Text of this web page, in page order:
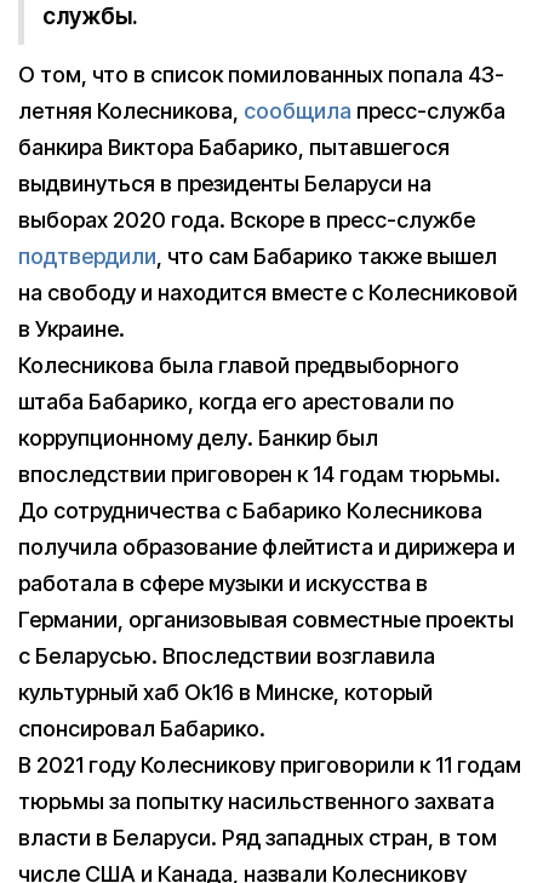
службы.
О том, что в список помилованных попала 43-
летняя Колесникова, сообщила пресс-служба
банкира Виктора Бабарико, пытавшегося
выдвинуться в президенты Беларуси на
выборах 2020 года. Вскоре в пресс-службе
подтвердили, что сам Бабарико также вышел
на свободу и находится вместе с Колесниковой
в Украине.
Колесникова была главой предвыборного
штаба Бабарико, когда его арестовали по
коррупционному делу. Банкир был
впоследствии приговорен к 14 годам тюрьмы.
До сотрудничества с Бабарико Колесникова
получила образование флейтиста и дирижера и
работала в сфере музыки и искусства в
Германии, организовывая совместные проекты
с Беларусью. Впоследствии возглавила
культурный хаб Ok16 в Минске, который
спонсировал Бабарико.
В 2021 году Колесникову приговорили к 11 годам
тюрьмы за попытку насильственного захвата
власти в Беларуси. Ряд западных стран, в том
числе США и Канада, назвали Колесникову